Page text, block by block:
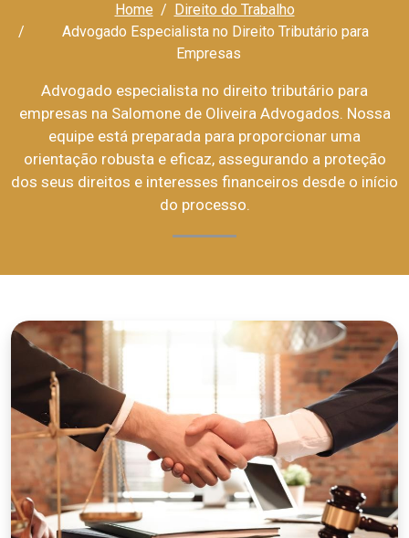
Home
Direito do Trabalho
Advogado Especialista no Direito Tributário para
Empresas
Advogado especialista no direito tributário para
empresas na Salomone de Oliveira Advogados. Nossa
equipe está preparada para proporcionar uma
orientação robusta e eficaz, assegurando a proteção
dos seus direitos e interesses financeiros desde o início
do processo.